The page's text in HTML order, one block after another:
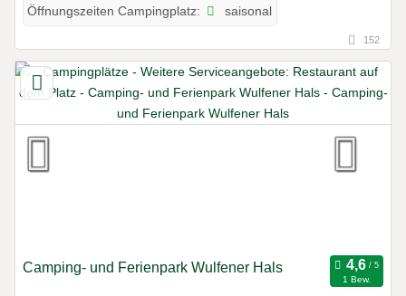
Öffnungszeiten Campingplatz: saisonal
152
Camping- und Ferienpark Wulfener Hals
1 Bew.